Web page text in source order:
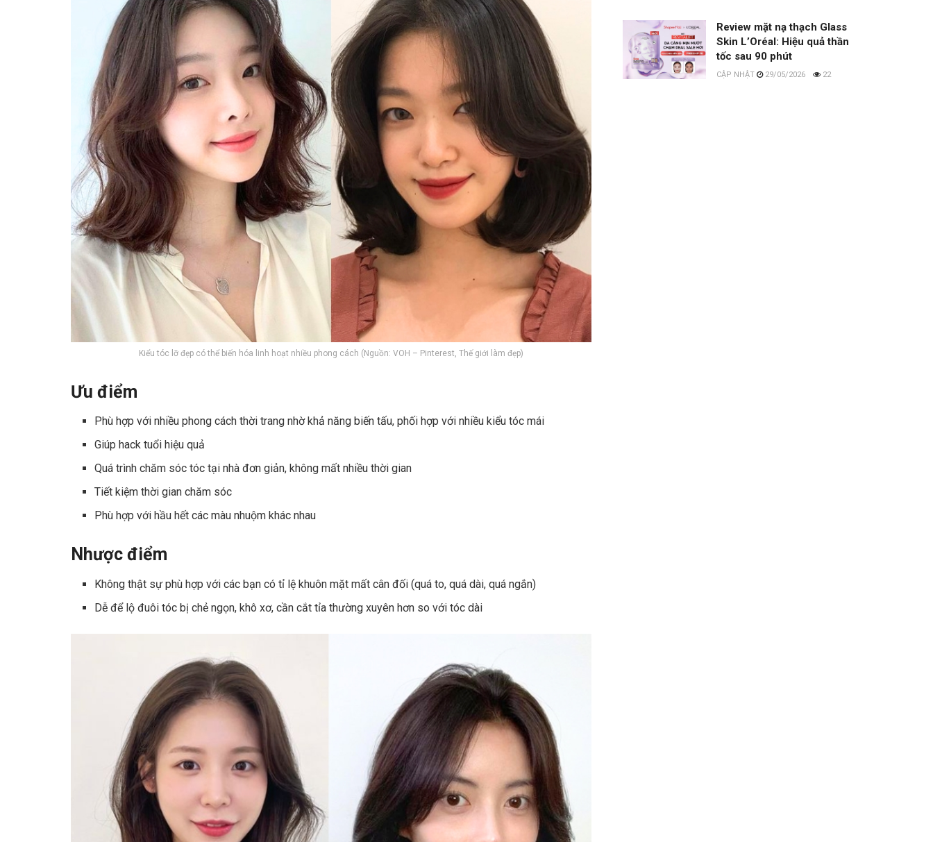
Kiểu tóc lỡ đẹp có thể biến hóa linh hoạt nhiều phong cách (Nguồn: VOH – Pinterest, Thế giới làm đẹp)
Ưu điểm
Phù hợp với nhiều phong cách thời trang nhờ khả năng biến tấu, phối hợp với nhiều kiểu tóc mái
Giúp hack tuổi hiệu quả
Quá trình chăm sóc tóc tại nhà đơn giản, không mất nhiều thời gian
Tiết kiệm thời gian chăm sóc
Phù hợp với hầu hết các màu nhuộm khác nhau
Nhược điểm
Không thật sự phù hợp với các bạn có tỉ lệ khuôn mặt mất cân đối (quá to, quá dài, quá ngắn)
Dễ để lộ đuôi tóc bị chẻ ngọn, khô xơ, cần cắt tỉa thường xuyên hơn so với tóc dài
Review mặt nạ thạch Glass
Skin L’Oréal: Hiệu quả thần
tốc sau 90 phút
29/05/2026 22